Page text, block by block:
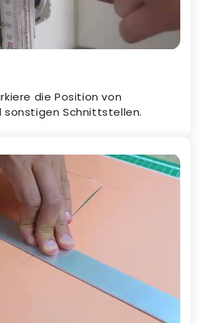
die Position von
sonstigen Schnittstellen.